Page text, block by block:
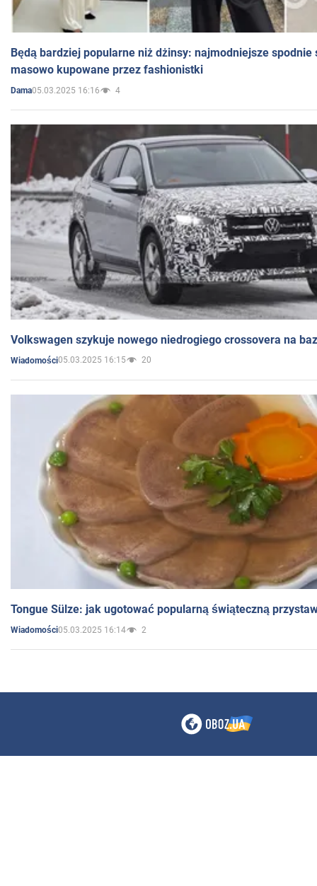
Będą bardziej popularne niż dżinsy: najmodniejsze spodnie
masowo kupowane przez fashionistki
Dama05.03.2025 16:16 4
Volkswagen szykuje nowego niedrogiego crossovera na
Wiadomości05.03.2025 16:15 20
Tongue Sülze: jak ugotować popularną świąteczną
Wiadomości05.03.2025 16:14 2